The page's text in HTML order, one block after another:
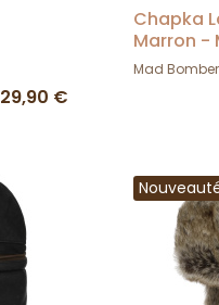
29,90 €
Chapka
Marron -
Mad Bomber